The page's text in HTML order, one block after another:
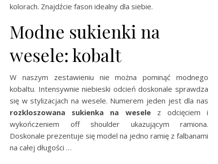
kolorach. Znajdźcie fason idealny dla siebie.
Modne sukienki na
wesele: kobalt
W naszym zestawieniu nie można pominąć modnego
kobaltu. Intensywnie niebieski odcień doskonale sprawdza
się w stylizacjach na wesele. Numerem jeden jest dla nas
rozkloszowana sukienka na weselez odcięciem i
wykończeniem off shoulder ukazującym ramiona.
Doskonale prezentuje się model na jedno ramię z falbanami
na całej długości …